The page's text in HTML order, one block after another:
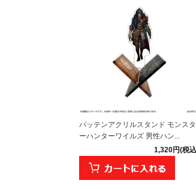
バッテンアクリルスタンド モンスタ
ーハンターワイルズ 男性ハン...
1,320円(税